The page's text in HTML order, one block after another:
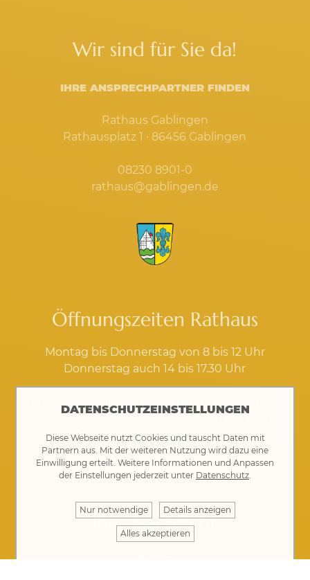
Wir sind für Sie da!
IHRE ANSPRECHPARTNER FINDEN
Rathaus Gablingen
Rathausplatz 1 · 86456 Gablingen
08230 8901-0
rathaus@gablingen.de
Öffnungszeiten Rathaus
Montag bis Donnerstag von 8 bis 12 Uhr
Donnerstag auch 14 bis 17.30 Uhr
Terminvereinbarung möglich
Kontakt·Impressum·Datenschutz
Ihre Nachricht
DATENSCHUTZEINSTELLUNGEN
Diese Webseite nutzt Cookies und tauscht Daten mit
Partnern aus. Mit der weiteren Nutzung wird dazu eine
Einwilligung erteilt. Weitere Informationen und Anpassen
der Einstellungen jederzeit unter Datenschutz.
Nur notwendige Details anzeigen
Alles akzeptieren